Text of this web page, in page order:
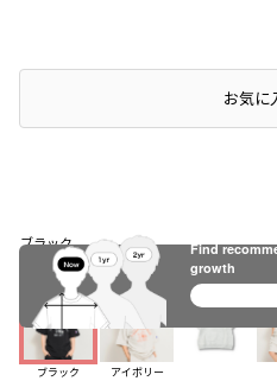
ブラック
ブラック アイボリー
お気に
Find
growth